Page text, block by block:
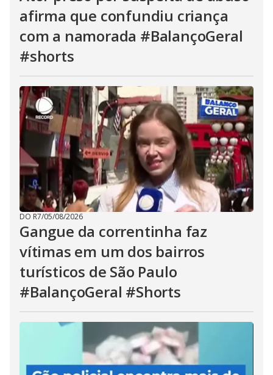
afirma que confundiu criança
com a namorada #BalançoGeral
#shorts
DO R7/05/08/2026
Gangue da correntinha faz
vítimas em um dos bairros
turísticos de São Paulo
#BalançoGeral #Shorts